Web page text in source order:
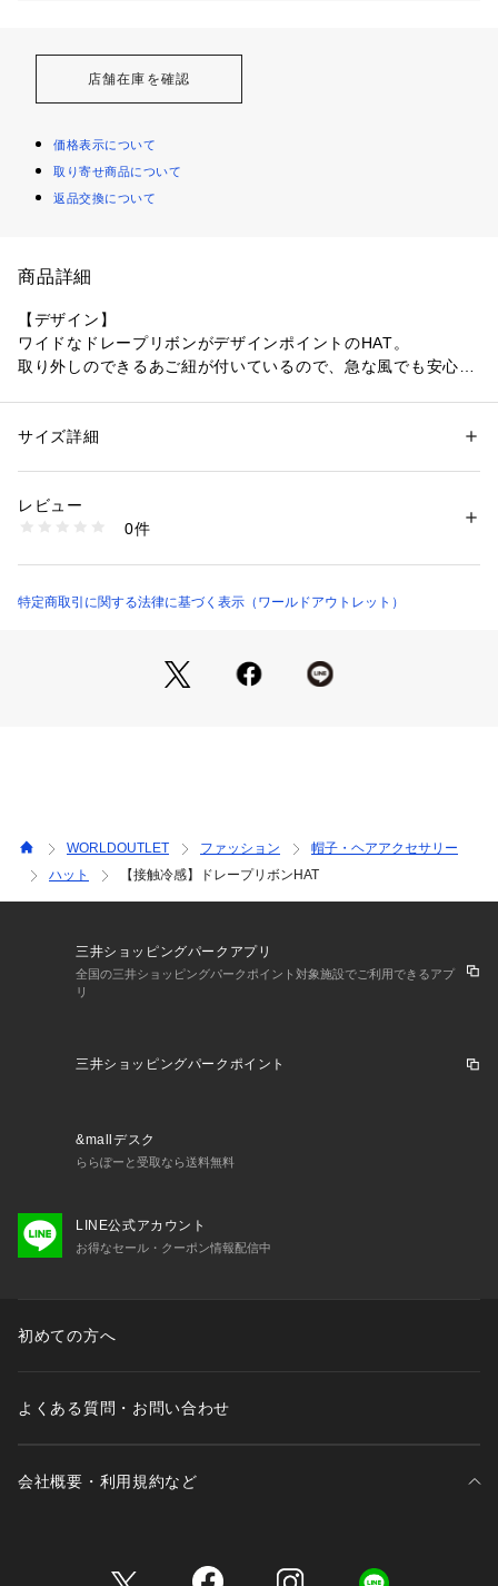
店舗在庫を確認
価格表示について
取り寄せ商品について
返品交換について
商品詳細
【デザイン】
ワイドなドレープリボンがデザインポイントのHAT。
取り外しのできるあご紐が付いているので、急な風でも安心で
顔回りを明るく見せてくれる003：ナチュラルカラーと、
【スタイリング】
性別：レディース
素材：本体: ポリエステル100％ リボン部分: ポリエステル65％ コットン3
生産国：中国製
1096000000288
サイズ詳細
レビュー
0件
特定商取引に関する法律に基づく表示（ワールドアウトレット）
WORLDOUTLET ファッション
帽子・ヘアアクセサリー
ハット
【接触冷感】ドレープリボンHAT
三井ショッピングパークアプリ
全国の三井ショッピングパークポイント対象施設でご利用できるアプ
リ
三井ショッピングパークポイント
&mallデスク
ららぽーと受取なら送料無料
LINE公式アカウント
お得なセール・クーポン情報配信中
初めての方へ
よくある質問・お問い合わせ
会社概要・利用規約など